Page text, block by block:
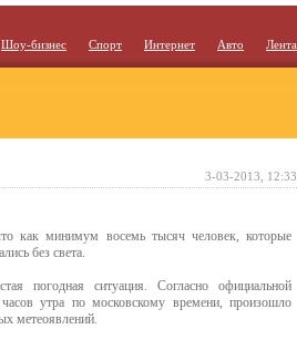
Шоу-бизнес Спорт Интернет Авто Лента
как минимум восемь тысяч человек, которые
без света.
погодная ситуация. Согласно официальной
утра по московскому времени, произошло
метеоявлений.
3-03-2013, 12:33